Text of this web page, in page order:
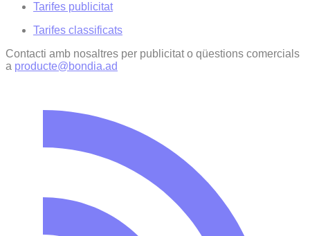
Tarifes publicitat
Tarifes classificats
Contacti amb nosaltres per publicitat o qüestions comercials
a producte@bondia.ad